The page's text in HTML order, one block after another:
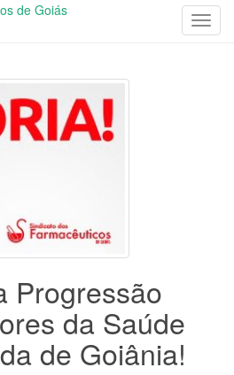
T
Progressão
da Saúde
de Goiânia!